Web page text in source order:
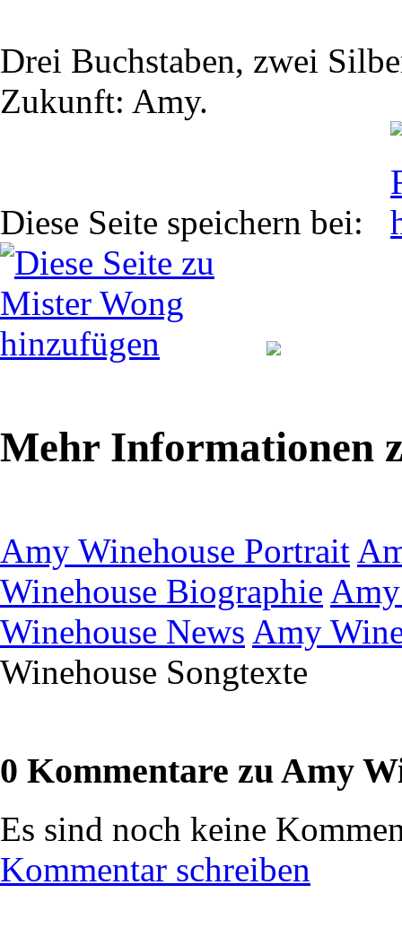
Drei Buchstaben, zwei
Zukunft: Amy.
Diese Seite speichern bei:
Mehr Informationen
Amy Winehouse Portrait
Winehouse Biographie
Winehouse News Amy
Winehouse Songtexte
0 Kommentare zu Amy
Es sind noch keine
Kommentar schreiben